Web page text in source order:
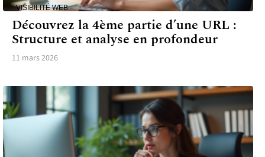
VISIBILITÉ WEB
Découvrez la 4ème partie d’une URL :
Structure et analyse en profondeur
11 mars 2026